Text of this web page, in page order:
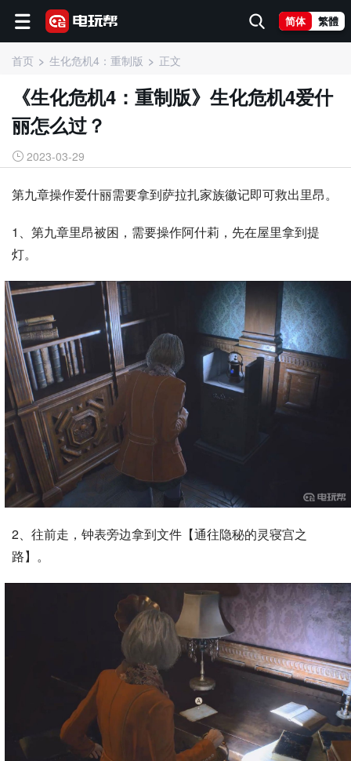
简体 繁體
首页 生化危机4：重制版 正文
《生化危机4：重制版》生化危机4爱什
丽怎么过？
2023-03-29
第九章操作爱什丽需要拿到萨拉扎家族徽记即可救出里昂。
1、第九章里昂被困，需要操作阿什莉，先在屋里拿到提
灯。
2、往前走，钟表旁边拿到文件【通往隐秘的灵寝宫之
路】。